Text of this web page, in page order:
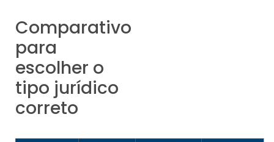
Comparativo
para
escolher o
tipo jurídico
correto